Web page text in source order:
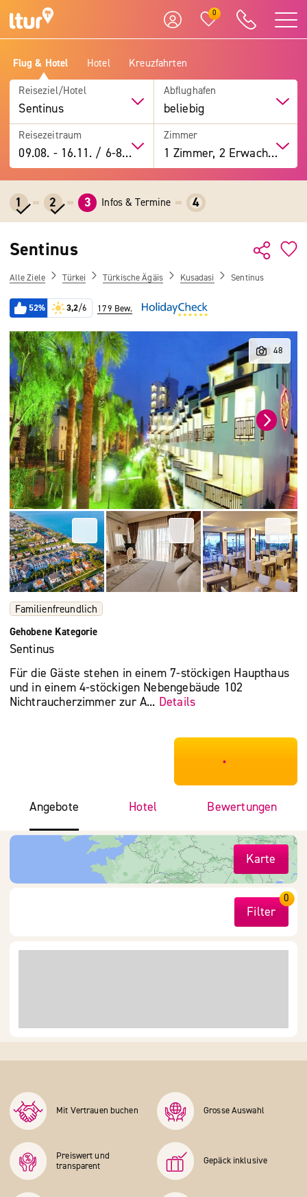
0
Flug & Hotel Hotel Kreuzfahrten
Reiseziel/Hotel
Sentinus
Abflughafen
beliebig
Reisezeitraum
09.08. -16.11. / 6-8 Tage
Zimmer
1 Zimmer, 2 Erwachsene
1 2 3 Infos & Termine 4
Sentinus
Alle Ziele Türkei Türkische Ägäis Kusadasi Sentinus
52% 3,2/6 179 Bew.
Familienfreundlich
Gehobene Kategorie
Sentinus
Für die Gäste stehen in einem 7-stöckigen Haupthaus
und in einem 4-stöckigen Nebengebäude 102
Nichtraucherzimmer zur A... Details
***************
Angebote Hotel Bewertungen
Karte
Filter
0
Mit Vertrauen buchen Grosse Auswahl
Preiswert und
transparent
Gepäck inklusive